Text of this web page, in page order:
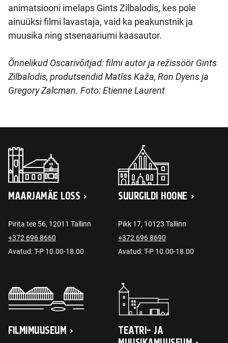
animatsiooni imelaps Gints Zilbalodis, kes pole
ainuüksi filmi lavastaja, vaid ka peakunstnik ja
muusika ning stsenaariumi kaasautor.
Õnnelikud Oscarivõitjad: filmi autor ja režissöör Gints
Zilbalodis, produtsendid Matīss Kaža, Ron Dyens ja
Gregory Zalcman. Foto: Etienne Laurent
MAARJAMÄE LOSS
Pirita tee 56, 12011 Tallinn
+372 696 8660
Avatud: T-P 10.00-18.00
SUURGILDI HOONE
Pikk 17, 10123 Tallinn
+372 696 8690
Avatud: T-P 10.00-18.00
FILMIMUUSEUM
TEATRI- JA